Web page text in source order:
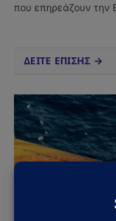
που επηρεάζουν την
ΔΕΙΤΕ ΕΠΙΣΗΣ →